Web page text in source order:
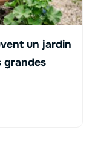
un jardin
grandes